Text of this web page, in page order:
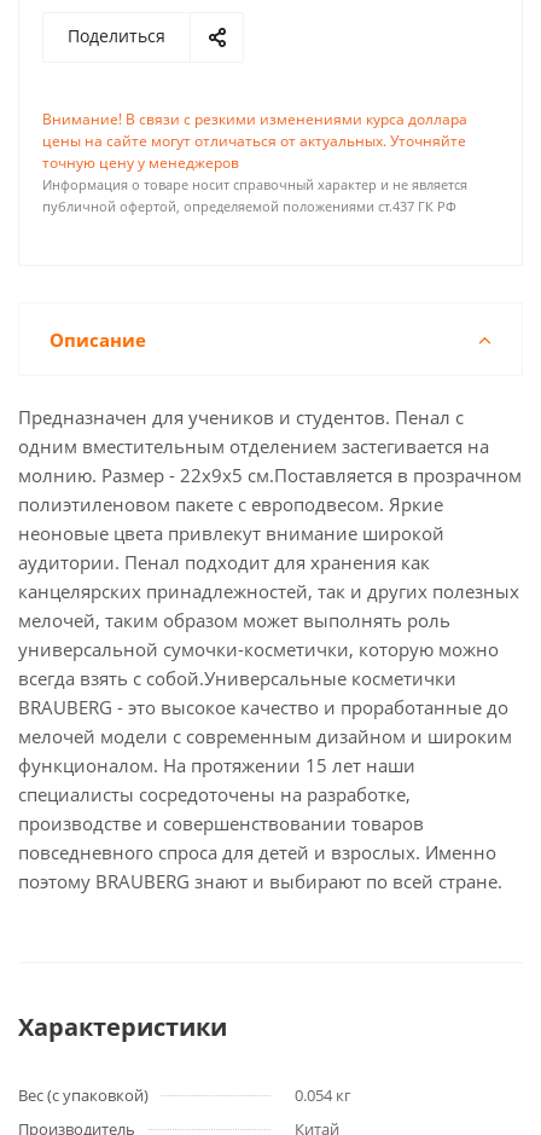
Поделиться
Внимание! В связи с резкими изменениями курса доллара
цены на сайте могут отличаться от актуальных. Уточняйте
точную цену у менеджеров
Информация о товаре носит справочный характер и не является
публичной офертой, определяемой положениями ст.437 ГК РФ
Описание
Предназначен для учеников и студентов. Пенал с
одним вместительным отделением застегивается на
молнию. Размер - 22х9х5 см.Поставляется в прозрачном
полиэтиленовом пакете с европодвесом. Яркие
неоновые цвета привлекут внимание широкой
аудитории. Пенал подходит для хранения как
канцелярских принадлежностей, так и других полезных
мелочей, таким образом может выполнять роль
универсальной сумочки-косметички, которую можно
всегда взять с собой.Универсальные косметички
BRAUBERG - это высокое качество и проработанные до
мелочей модели с современным дизайном и широким
функционалом. На протяжении 15 лет наши
специалисты сосредоточены на разработке,
производстве и совершенствовании товаров
повседневного спроса для детей и взрослых. Именно
поэтому BRAUBERG знают и выбирают по всей стране.
Характеристики
Вес (с упаковкой)
0.054 кг
Производитель
Китай